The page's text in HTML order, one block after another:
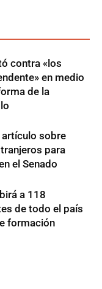
contra «los
en medio
de la
artículo sobre
para
el Senado
a 118
de todo el país
formación